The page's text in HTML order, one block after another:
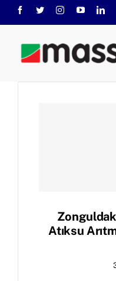
Skip
to
content
Anasayfa
Atıksu